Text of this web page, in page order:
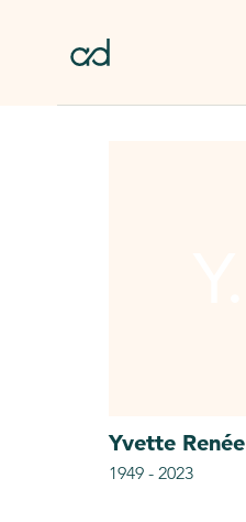
Yvette Renée
1949 - 2023